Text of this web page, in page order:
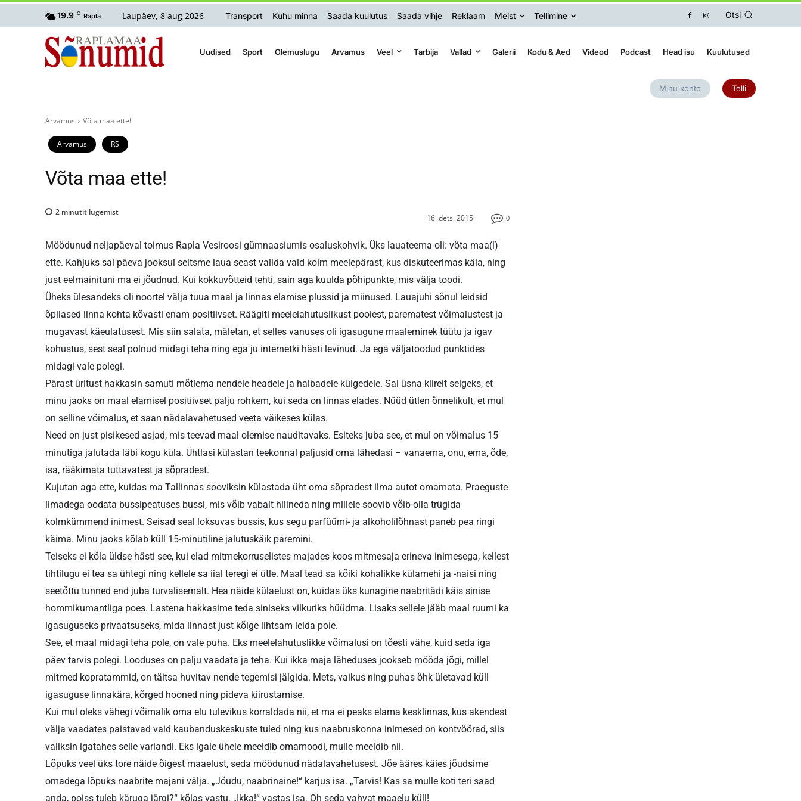
19.9 C Rapla Laupäev, 8 aug 2026 Transport Kuhu minna Saada kuulutus Saada vihje Reklaam Meist Tellimine Otsi
Uudised Sport Olemuslugu Arvamus Veel Tarbija Vallad Galerii Kodu & Aed Videod Podcast Head isu Kuulutused
Minu konto Telli
Arvamus Võta maa ette!
Arvamus RS
Võta maa ette!
0
16. dets. 2015
2 minutit lugemist
Möödunud neljapäeval toimus Rapla Vesiroosi gümnaasiumis osaluskohvik. Üks lauateema oli: võta maa(l)
ette. Kahjuks sai päeva jooksul seitsme laua seast valida vaid kolm meelepärast, kus diskuteerimas käia, ning
just eelmainituni ma ei jõudnud. Kui kokkuvõtteid tehti, sain aga kuulda põhipunkte, mis välja toodi.
Üheks ülesandeks oli noortel välja tuua maal ja linnas elamise plussid ja miinused. Lauajuhi sõnul leidsid
õpilased linna kohta kõvasti enam positiivset. Räägiti meelelahutuslikust poolest, parematest võimalustest ja
mugavast käeulatusest. Mis siin salata, mäletan, et selles vanuses oli igasugune maaleminek tüütu ja igav
kohustus, sest seal polnud midagi teha ning ega ju internetki hästi levinud. Ja ega väljatoodud punktides
midagi vale polegi.
Pärast üritust hakkasin samuti mõtlema nendele headele ja halbadele külgedele. Sai üsna kiirelt selgeks, et
minu jaoks on maal elamisel positiivset palju rohkem, kui seda on linnas elades. Nüüd ütlen õnnelikult, et mul
on selline võimalus, et saan nädalavahetused veeta väikeses külas.
Need on just pisikesed asjad, mis teevad maal olemise nauditavaks. Esiteks juba see, et mul on võimalus 15
minutiga jalutada läbi kogu küla. Ühtlasi külastan teekonnal paljusid oma lähedasi – vanaema, onu, ema, õde,
isa, rääkimata tuttavatest ja sõpradest.
Kujutan aga ette, kuidas ma Tallinnas sooviksin külastada üht oma sõpradest ilma autot omamata. Praeguste
ilmadega oodata bussipeatuses bussi, mis võib vabalt hilineda ning millele soovib võib-olla trügida
kolmkümmend inimest. Seisad seal loksuvas bussis, kus segu parfüümi- ja alkoholilõhnast paneb pea ringi
käima. Minu jaoks kõlab küll 15-minutiline jalutuskäik paremini.
Teiseks ei kõla üldse hästi see, kui elad mitmekorruselistes majades koos mitmesaja erineva inimesega, kellest
tihtilugu ei tea sa ühtegi ning kellele sa iial teregi ei ütle. Maal tead sa kõiki kohalikke külamehi ja -naisi ning
seetõttu tunned end juba turvalisemalt. Hea näide külaelust on, kuidas üks kunagine naabritädi käis sinise
hommikumantliga poes. Lastena hakkasime teda siniseks vilkuriks hüüdma. Lisaks sellele jääb maal ruumi ka
igasuguseks privaatsuseks, mida linnast just kõige lihtsam leida pole.
See, et maal midagi teha pole, on vale puha. Eks meelelahutuslikke võimalusi on tõesti vähe, kuid seda iga
päev tarvis polegi. Looduses on palju vaadata ja teha. Kui ikka maja läheduses jookseb mööda jõgi, millel
mitmed kop­ratammid, on täitsa huvitav nende tegemisi jälgida. Mets, vaikus ning puhas õhk ületavad küll
igasuguse linnakära, kõrged hooned ning pideva kiirustamise.
Kui mul oleks vähegi võimalik oma elu tulevikus korraldada nii, et ma ei peaks elama kesklinnas, kus akendest
välja vaadates paistavad vaid kaubanduskeskuste tuled ning kus naabruskonna inimesed on kontvõõrad, siis
valiksin igatahes selle variandi. Eks igale ühele meeldib omamoodi, mulle meeldib nii.
Lõpuks veel üks tore näide õigest maaelust, seda möödunud nädalavahetusest. Jõe ääres käies jõudsime
omadega lõpuks naabrite majani välja. „Jõudu, naabrinaine!“ karjus isa. „Tarvis! Kas sa mulle koti teri saad
anda, poiss tuleb käruga järgi?“ kõlas vastu. „Ikka!“ vastas isa. Oh seda vahvat maaelu küll!